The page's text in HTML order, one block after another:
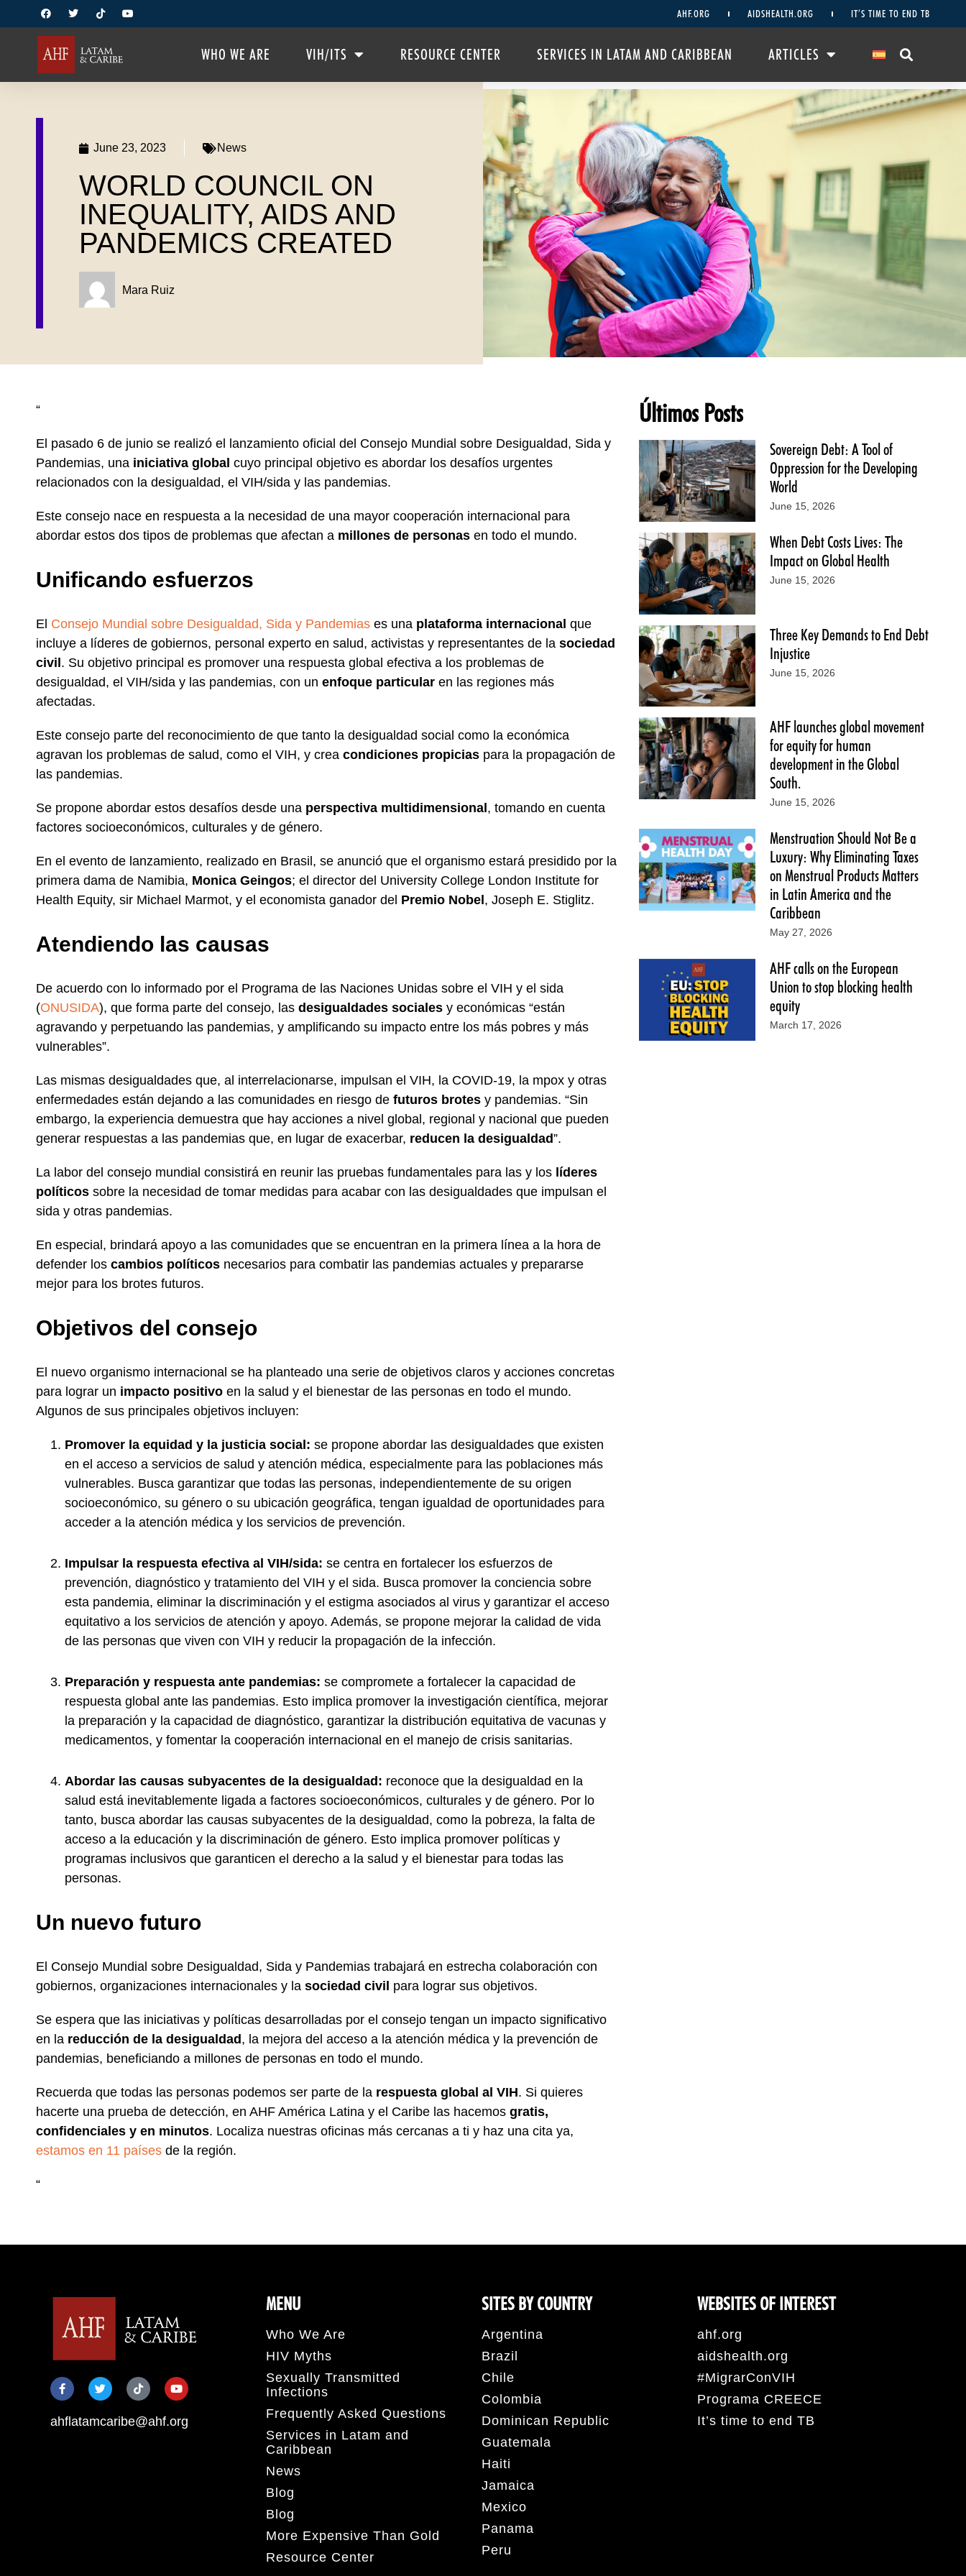
AHF.ORG AIDSHEALTH.ORG IT’S TIME TO END TB
WHO WE ARE VIH/ITS RESOURCE CENTER SERVICES IN LATAM AND CARIBBEAN ARTICLES
June 23, 2023 News
WORLD COUNCIL ON
INEQUALITY, AIDS AND
PANDEMICS CREATED
Mara Ruiz
“
El pasado 6 de junio se realizó el lanzamiento oficial del Consejo Mundial sobre Desigualdad, Sida y
Pandemias, una iniciativa global cuyo principal objetivo es abordar los desafíos urgentes
relacionados con la desigualdad, el VIH/sida y las pandemias.
Este consejo nace en respuesta a la necesidad de una mayor cooperación internacional para
abordar estos dos tipos de problemas que afectan a millones de personas en todo el mundo.
Unificando esfuerzos
El Consejo Mundial sobre Desigualdad, Sida y Pandemias es una plataforma internacional que
incluye a líderes de gobiernos, personal experto en salud, activistas y representantes de la sociedad
civil . Su objetivo principal es promover una respuesta global efectiva a los problemas de
desigualdad, el VIH/sida y las pandemias, con un enfoque particular en las regiones más
afectadas.
Este consejo parte del reconocimiento de que tanto la desigualdad social como la económica
agravan los problemas de salud, como el VIH, y crea condiciones propicias para la propagación de
las pandemias.
Se propone abordar estos desafíos desde una perspectiva multidimensional , tomando en cuenta
factores socioeconómicos, culturales y de género.
En el evento de lanzamiento, realizado en Brasil, se anunció que el organismo estará presidido por la
primera dama de Namibia, Monica Geingos; el director del University College London Institute for
Health Equity, sir Michael Marmot, y el economista ganador del Premio Nobel , Joseph E. Stiglitz.
Atendiendo las causas
De acuerdo con lo informado por el Programa de las Naciones Unidas sobre el VIH y el sida
(ONUSIDA), que forma parte del consejo, las desigualdades sociales y económicas “están
agravando y perpetuando las pandemias, y amplificando su impacto entre los más pobres y más
vulnerables”.
Las mismas desigualdades que, al interrelacionarse, impulsan el VIH, la COVID-19, la mpox y otras
enfermedades están dejando a las comunidades en riesgo de futuros brotes y pandemias. “Sin
embargo, la experiencia demuestra que hay acciones a nivel global, regional y nacional que pueden
generar respuestas a las pandemias que, en lugar de exacerbar, reducen la desigualdad”.
La labor del consejo mundial consistirá en reunir las pruebas fundamentales para las y los líderes
políticos sobre la necesidad de tomar medidas para acabar con las desigualdades que impulsan el
sida y otras pandemias.
En especial, brindará apoyo a las comunidades que se encuentran en la primera línea a la hora de
defender los cambios políticos necesarios para combatir las pandemias actuales y prepararse
mejor para los brotes futuros.
Objetivos del consejo
El nuevo organismo internacional se ha planteado una serie de objetivos claros y acciones concretas
para lograr un impacto positivo en la salud y el bienestar de las personas en todo el mundo.
Algunos de sus principales objetivos incluyen:
Promover la equidad y la justicia social: se propone abordar las desigualdades que existen
en el acceso a servicios de salud y atención médica, especialmente para las poblaciones más
vulnerables. Busca garantizar que todas las personas, independientemente de su origen
socioeconómico, su género o su ubicación geográfica, tengan igualdad de oportunidades para
acceder a la atención médica y los servicios de prevención.
Impulsar la respuesta efectiva al VIH/sida: se centra en fortalecer los esfuerzos de
prevención, diagnóstico y tratamiento del VIH y el sida. Busca promover la conciencia sobre
esta pandemia, eliminar la discriminación y el estigma asociados al virus y garantizar el acceso
equitativo a los servicios de atención y apoyo. Además, se propone mejorar la calidad de vida
de las personas que viven con VIH y reducir la propagación de la infección.
Preparación y respuesta ante pandemias: se compromete a fortalecer la capacidad de
respuesta global ante las pandemias. Esto implica promover la investigación científica, mejorar
la preparación y la capacidad de diagnóstico, garantizar la distribución equitativa de vacunas y
medicamentos, y fomentar la cooperación internacional en el manejo de crisis sanitarias.
Abordar las causas subyacentes de la desigualdad: reconoce que la desigualdad en la
salud está inevitablemente ligada a factores socioeconómicos, culturales y de género. Por lo
tanto, busca abordar las causas subyacentes de la desigualdad, como la pobreza, la falta de
acceso a la educación y la discriminación de género. Esto implica promover políticas y
programas inclusivos que garanticen el derecho a la salud y el bienestar para todas las
personas.
Un nuevo futuro
El Consejo Mundial sobre Desigualdad, Sida y Pandemias trabajará en estrecha colaboración con
gobiernos, organizaciones internacionales y la sociedad civil para lograr sus objetivos.
Se espera que las iniciativas y políticas desarrolladas por el consejo tengan un impacto significativo
en la reducción de la desigualdad , la mejora del acceso a la atención médica y la prevención de
pandemias, beneficiando a millones de personas en todo el mundo.
Recuerda que todas las personas podemos ser parte de la respuesta global al VIH. Si quieres
hacerte una prueba de detección, en AHF América Latina y el Caribe las hacemos gratis,
confidenciales y en minutos. Localiza nuestras oficinas más cercanas a ti y haz una cita ya,
estamos en 11 países de la región.
“
Últimos Posts
Sovereign Debt: A Tool of
Oppression for the Developing
World
June 15, 2026
When Debt Costs Lives: The
Impact on Global Health
June 15, 2026
Three Key Demands to End Debt
Injustice
June 15, 2026
AHF launches global movement
for equity for human
development in the Global
South.
June 15, 2026
Menstruation Should Not Be a
Luxury: Why Eliminating Taxes
on Menstrual Products Matters
in Latin America and the
Caribbean
May 27, 2026
AHF calls on the European
Union to stop blocking health
equity
March 17, 2026
ahflatamcaribe@ahf.org
MENU
Who We Are
HIV Myths
Sexually Transmitted
Infections
Frequently Asked Questions
Services in Latam and
Caribbean
News
Blog
Blog
More Expensive Than Gold
Resource Center
SITES BY COUNTRY
Argentina
Brazil
Chile
Colombia
Dominican Republic
Guatemala
Haiti
Jamaica
Mexico
Panama
Peru
WEBSITES OF INTEREST
ahf.org
aidshealth.org
#MigrarConVIH
Programa CREECE
It’s time to end TB